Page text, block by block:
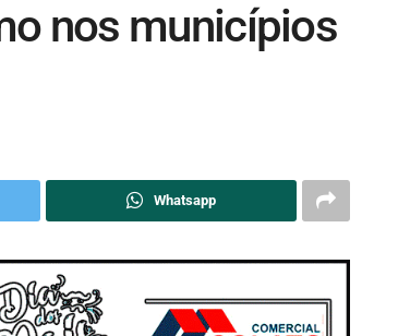
nos municípios
Whatsapp